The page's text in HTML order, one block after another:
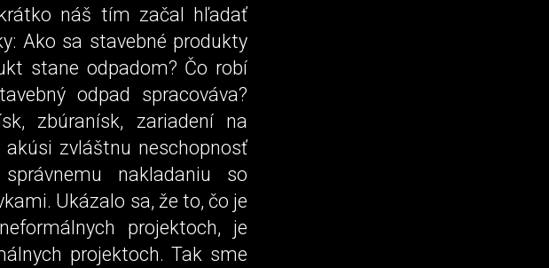
náš tím začal hľadať
Ako sa stavebné produkty
stane odpadom? Čo robí
odpad spracováva?
zbúranísk, zariadení na
zvláštnu neschopnosť
nakladaniu so
Ukázalo sa, že to, čo je
projektoch, je
projektoch. Tak sme